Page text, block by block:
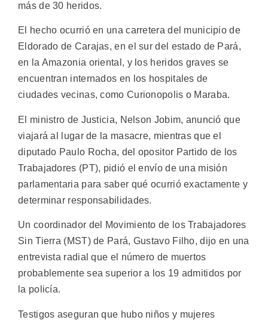
más de 30 heridos.
El hecho ocurrió en una carretera del municipio de
Eldorado de Carajas, en el sur del estado de Pará,
en la Amazonia oriental, y los heridos graves se
encuentran internados en los hospitales de
ciudades vecinas, como Curionopolis o Maraba.
El ministro de Justicia, Nelson Jobim, anunció que
viajará al lugar de la masacre, mientras que el
diputado Paulo Rocha, del opositor Partido de los
Trabajadores (PT), pidió el envío de una misión
parlamentaria para saber qué ocurrió exactamente y
determinar responsabilidades.
Un coordinador del Movimiento de los Trabajadores
Sin Tierra (MST) de Pará, Gustavo Filho, dijo en una
entrevista radial que el número de muertos
probablemente sea superior a los 19 admitidos por
la policía.
Testigos aseguran que hubo niños y mujeres